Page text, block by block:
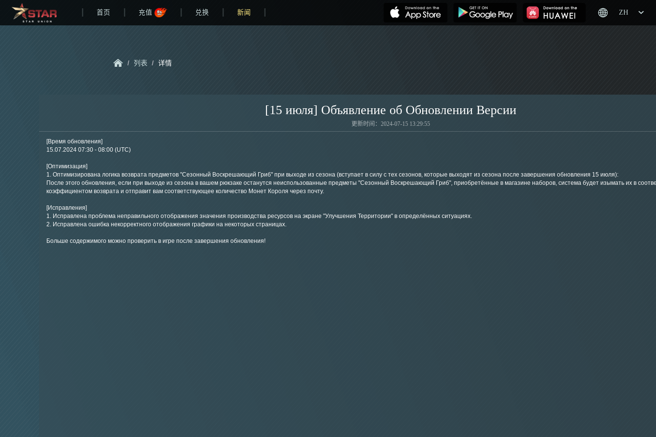
首页 充值 兑换 新闻 ZH
/ 列表 / 详情
[15 июля] Объявление об Обновлении Версии
更新时间：2024-07-15 13:29:55
[Время обновления]
15.07.2024 07:30 - 08:00 (UTC)
[Оптимизация]
1. Оптимизирована логика возврата предметов "Сезонный Воскрешающий Гриб" при выходе из сезона (вступает в силу с тех сезонов, которые выходят из сезона после завершения обновления 15 июля):
После этого обновления, если при выходе из сезона в вашем рюкзаке останутся неиспользованные предметы "Сезонный Воскрешающий Гриб", приобретённые в магазине наборов, система будет изымать их в
коэффициентом возврата и отправит вам соответствующее количество Монет Короля через почту.
[Исправления]
1. Исправлена проблема неправильного отображения значения производства ресурсов на экране "Улучшения Территории" в определённых ситуациях.
2. Исправлена ошибка некорректного отображения графики на некоторых страницах.
Больше содержимого можно проверить в игре после завершения обновления!